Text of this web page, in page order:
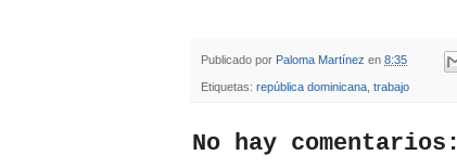
Publicado por Paloma Martínez en 8:35
Etiquetas: república dominicana trabajo
No hay comentarios: